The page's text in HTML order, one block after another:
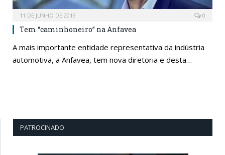
11 DE JUNHO DE 2019 0
Tem “caminhoneiro” na Anfavea
A mais importante entidade representativa da indústria
automotiva, a Anfavea, tem nova diretoria e desta…
PATROCINADO